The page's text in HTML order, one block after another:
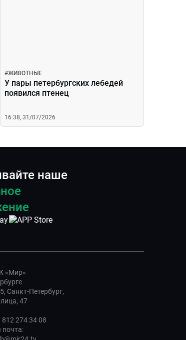
#ЖИВОТНЫЕ
У пары петербургских лебедей
появился птенец
16:38, 31/07/2026
наше
«Мир»
Санкт-Петербург,
47
274 34 08
почта: